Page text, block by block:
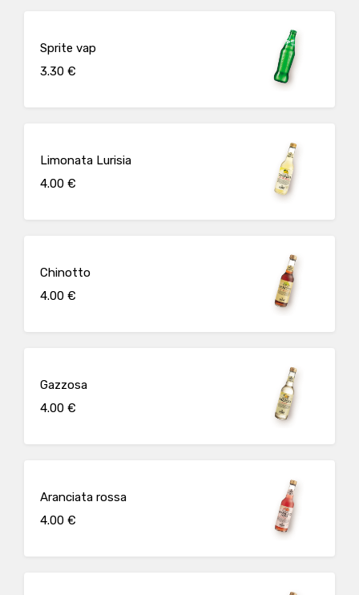
Sprite vap
3.30 €
Limonata Lurisia
4.00 €
Chinotto
4.00 €
Gazzosa
4.00 €
Aranciata rossa
4.00 €